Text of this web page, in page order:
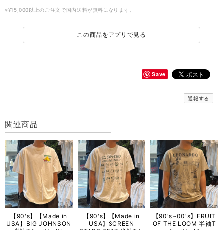
※¥15,000以上のご注文で国内送料が無料になります。
この商品をアプリで見る
Save
通報する
関連商品
【90's】【Made in
USA】BIG JOHNSON
【90's】【Made in
USA】SCREEN
【90's~00's】FRUIT
OF THE LOOM 半袖T